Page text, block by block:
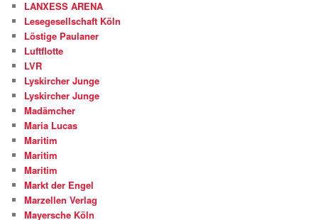
LANXESS ARENA
Lesegesellschaft Köln
Löstige Paulaner
Luftflotte
LVR
Lyskircher Junge
Lyskircher Junge
Madämcher
Maria Lucas
Maritim
Maritim
Maritim
Markt der Engel
Marzellen Verlag
Mayersche Köln